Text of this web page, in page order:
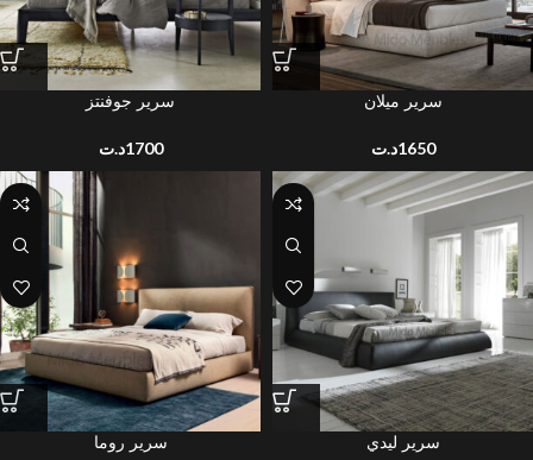
سرير جوفنتز
1700د.ت
سرير ميلان
1650د.ت
سرير روما سرير ليدي